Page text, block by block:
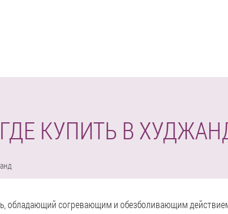
ГДЕ КУПИТЬ В
обладающий согревающим и обезболивающим